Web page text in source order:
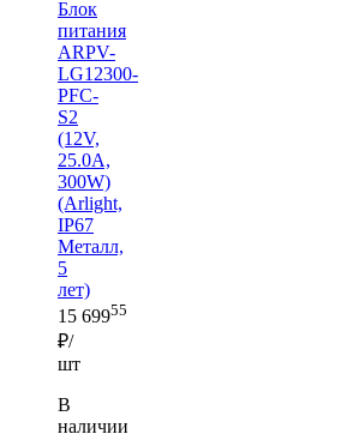
Блок
питания
ARPV-
LG12300-
PFC-
S2
(12V,
25.0A,
300W)
(Arlight,
IP67
Металл,
5
лет)
15 69955
₽/
шт
В
наличии